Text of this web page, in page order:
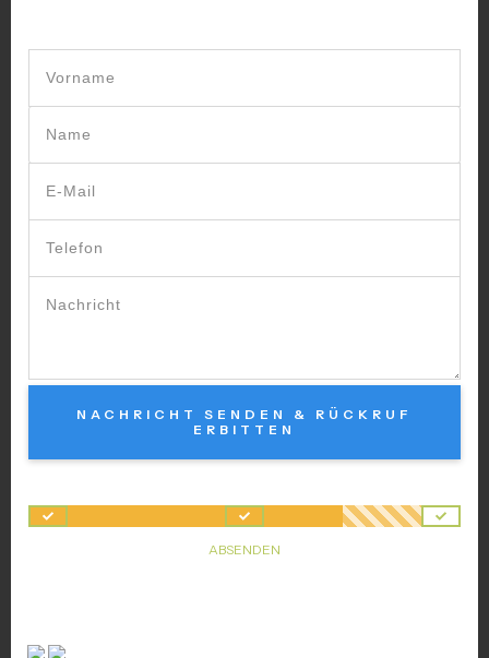
NACHRICHT SENDEN & RÜCKRUF
ERBITTEN
ABSENDEN